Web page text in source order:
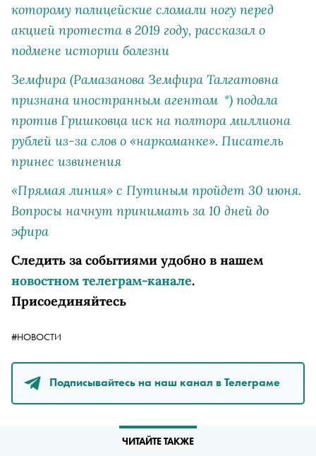
которому полицейские сломали ногу перед
акцией протеста в 2019 году, рассказал о
подмене истории болезни
Земфира (Рамазанова Земфира Талгатовна
признана иностранным агентом *) подала
против Гришковца иск на полтора миллиона
рублей из-за слов о «наркоманке». Писатель
принес извинения
«Прямая линия» с Путиным пройдет 30 июня.
Вопросы начнут принимать за 10 дней до
эфира
Следить за событиями удобно в нашем
новостном телеграм-канале.
Присоединяйтесь
#НОВОСТИ
Подписывайтесь на наш канал в Телеграме
ЧИТАЙТЕ ТАКЖЕ